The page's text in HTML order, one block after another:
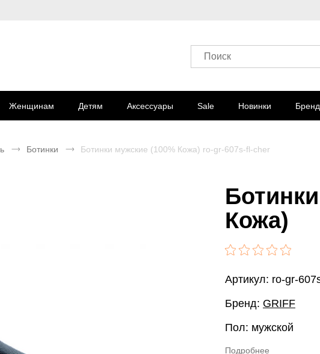
Поиск
Женщинам Детям Аксессуары Sale Новинки
Ботинки Ботинки мужские (100% Кожа) ro-gr-607s-fl-cher
Кожа)
Артикул: ro-gr-
Бренд: GRIFF
Пол: мужской
Подробнее